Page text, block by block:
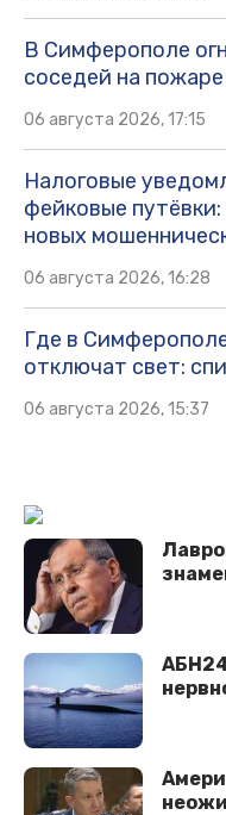
В Симферополе
соседей на пожаре
06 августа 2026, 17:15
Налоговые
фейковые
новых
06 августа 2026, 16:28
Где в
отключат свет:
06 августа 2026, 15:37